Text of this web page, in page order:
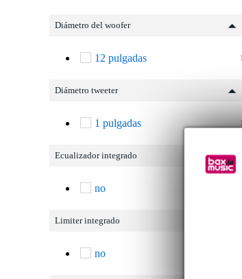
Diámetro del woofer
12 pulgadas
Diámetro tweeter
1 pulgadas
Ecualizador integrado
no
Limiter integrado
no